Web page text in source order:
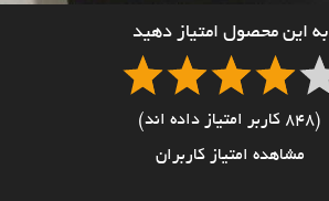
به این محصول امتیاز دهید
(848 کاربر امتیاز داده اند)
مشاهده امتیاز کاربران